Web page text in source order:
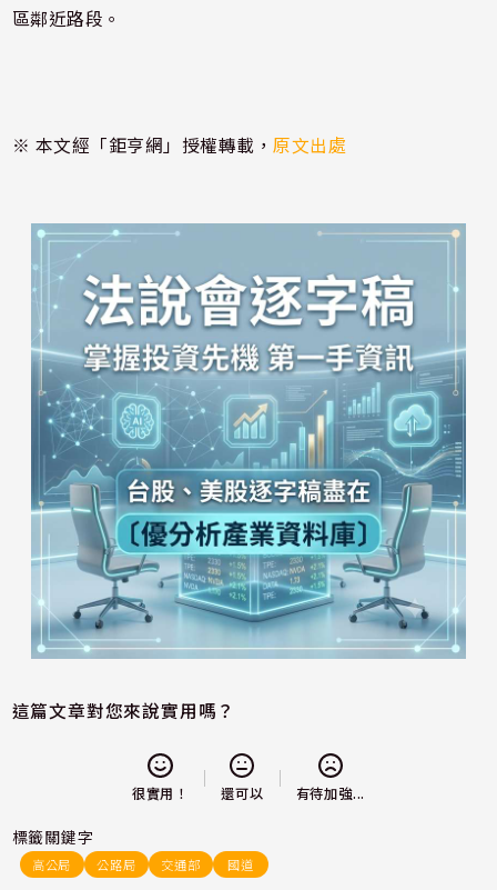
區鄰近路段。
※ 本文經「鉅亨網」授權轉載，原文出處
這篇文章對您來說實用嗎？
很實用！ 還可以 有待加強...
標籤關鍵字
高公局 公路局 交通部 國道